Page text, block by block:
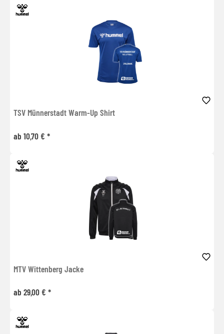
TSV Münnerstadt Warm-Up Shirt
ab 10,70 € *
MTV Wittenberg Jacke
ab 29,00 € *